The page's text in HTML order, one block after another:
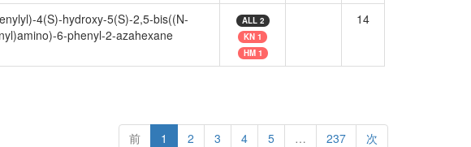
4(S)-hydroxy-5(S)-2,5-bis((N-
6-phenyl-2-azahexane
ALL 2
KN 1
HM 1
14
前 1 2 3 4 5 … 237 次